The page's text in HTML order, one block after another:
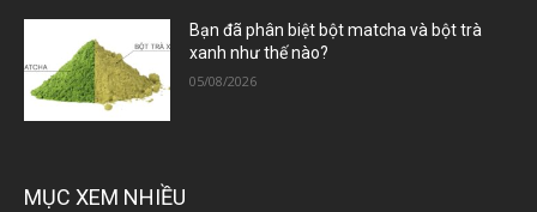
Bạn đã phân biệt bột matcha và bột trà
xanh như thế nào?
05/08/2026
MỤC XEM NHIỀU